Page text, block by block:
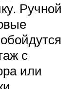
Ручной
с
или